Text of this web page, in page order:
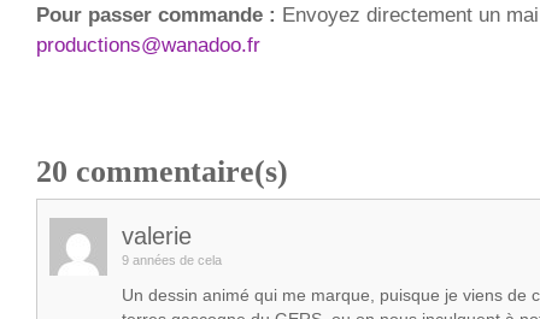
Pour passer commande : Envoyez directement un
productions@wanadoo.fr
20 commentaire(s)
valerie
9 années de cela
Un dessin animé qui me marque, puisque je viens de